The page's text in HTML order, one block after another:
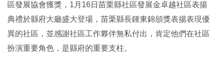
區發展協會獲獎，1月16日苗栗縣社區發展金卓越社區表揚
典禮於縣府大廳盛大登場，苗栗縣長鍾東錦頒獎表揚表現優
異的社區，並感謝社區工作夥伴無私付出，肯定他們在社區
扮演重要角色，是縣府的重要支柱。